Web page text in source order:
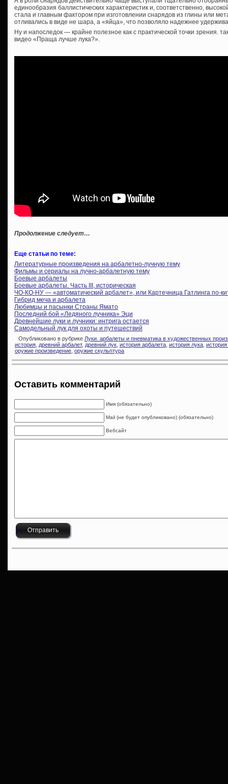
единообразия баллистических характеристик и, соответственно,
стала и главным фактором при изготовлении снарядов из глины или
отливались в виде не шара, а «яйца», что позволяло надежнее
Ну и напоследок — крайне полезное как с практической точки зрения.
видео «Праща лучше лука?».
Продолжение следует…
Еще статьи по теме:
Литературные произведения на арбалетно-лучную тему
Фильмы и сериалы на лучно-арбалетную тему
Боевые арбалеты
Боевые арбалеты. Часть III, историческая
ЧО-КО-НУ — «автоматический арбалет», или Картечница Гатлинга по-
Гибрид меча и арбалета
Любимцы и пасынки Страны Ямато
Последний бой «Ледяного лучника» Эци
Древнейшие луки и лучники: интрига остается
Самодельный лук для охоты и путешествий
Опубликовано в рубрике Луки. арбалеты и пневматика в художественных
история древний арбалет, древний лук история арбалета история лука
оружие произведение оружие скульптура
Оставить комментарий
Имя (обязательно)
Mail (не будет опубликовано) (обязательно)
Вебсайт